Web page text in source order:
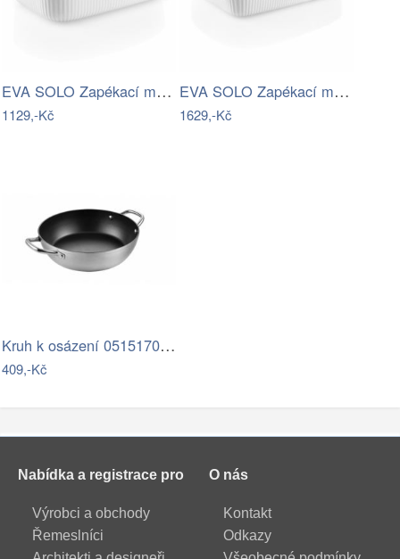
EVA SOLO Zapékací mísa bílý porcelán…
1129,-Kč
EVA SOLO Zapékací mísa bílý porcelán…
1629,-Kč
Kruh k osázení 0515170 průměr 30cm
409,-Kč
Nabídka a registrace pro
Výrobci a obchody
Řemeslníci
O nás
Kontakt
Odkazy